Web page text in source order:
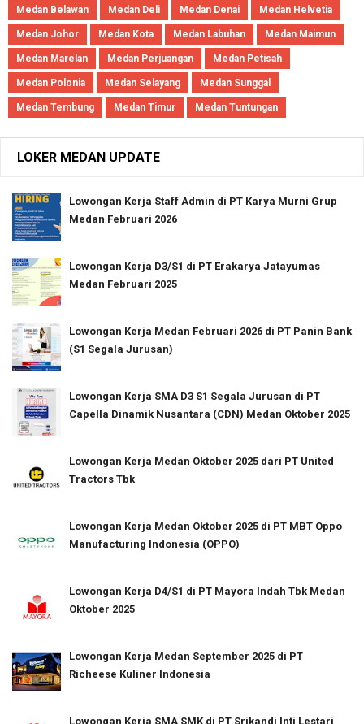
Medan Belawan Medan Deli Medan Denai Medan Helvetia
Medan Johor Medan Kota Medan Labuhan Medan Maimun
Medan Marelan Medan Perjuangan Medan Petisah
Medan Polonia Medan Selayang Medan Sunggal
Medan Tembung Medan Timur Medan Tuntungan
LOKER MEDAN UPDATE
Lowongan Kerja Staff Admin di PT Karya Murni Grup
Medan Februari 2026
Lowongan Kerja D3/S1 di PT Erakarya Jatayumas
Medan Februari 2025
Lowongan Kerja Medan Februari 2026 di PT Panin Bank
(S1 Segala Jurusan)
Lowongan Kerja SMA D3 S1 Segala Jurusan di PT
Capella Dinamik Nusantara (CDN) Medan Oktober 2025
Lowongan Kerja Medan Oktober 2025 dari PT United
Tractors Tbk
Lowongan Kerja Medan Oktober 2025 di PT MBT Oppo
Manufacturing Indonesia (OPPO)
Lowongan Kerja D4/S1 di PT Mayora Indah Tbk Medan
Oktober 2025
Lowongan Kerja Medan September 2025 di PT
Richeese Kuliner Indonesia
Lowongan Kerja SMA SMK di PT Srikandi Inti Lestari